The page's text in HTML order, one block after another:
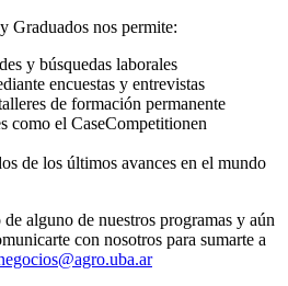
Graduados nos permite:
y búsquedas laborales
encuestas y entrevistas
de formación permanente
como el CaseCompetitionen
de los últimos avances en el mundo
alguno de nuestros programas y aún
con nosotros para sumarte a